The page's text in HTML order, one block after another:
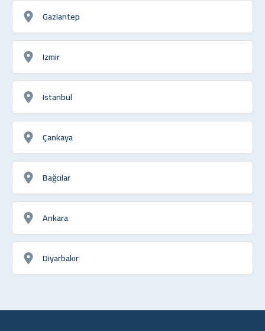
Gaziantep
Izmir
Istanbul
Çankaya
Bağcılar
Ankara
Diyarbakır